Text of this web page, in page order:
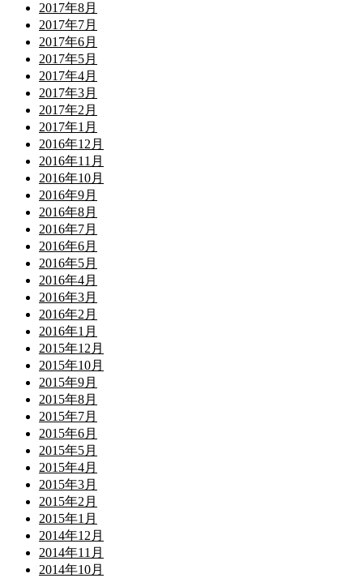
2017年8月
2017年7月
2017年6月
2017年5月
2017年4月
2017年3月
2017年2月
2017年1月
2016年12月
2016年11月
2016年10月
2016年9月
2016年8月
2016年7月
2016年6月
2016年5月
2016年4月
2016年3月
2016年2月
2016年1月
2015年12月
2015年10月
2015年9月
2015年8月
2015年7月
2015年6月
2015年5月
2015年4月
2015年3月
2015年2月
2015年1月
2014年12月
2014年11月
2014年10月